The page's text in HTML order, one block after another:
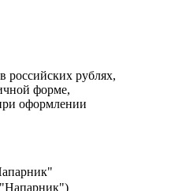
российских рублях,
форме,
оформлении
"Напарник")